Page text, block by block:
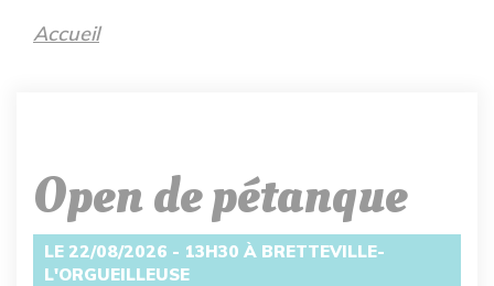
Accueil
Open de pétanque
LE 22/08/2026 - 13H30 À BRETTEVILLE-
L'ORGUEILLEUSE